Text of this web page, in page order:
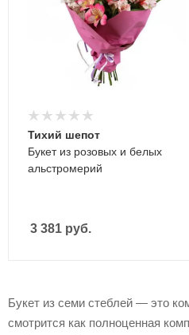
Букет из розовых и белых
альстромерий
Тихий шепот
3 381 руб.
Букет из семи стеблей — это
смотрится как полноценная